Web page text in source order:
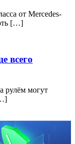
от Mercedes-
[…]
всего
рулём могут